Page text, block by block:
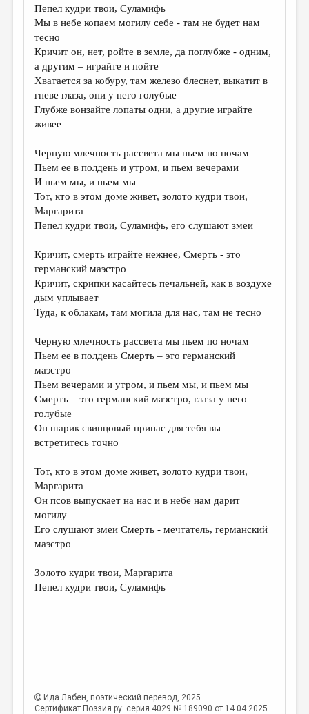
РЕДКОЛЛЕГИЯ
ОТ РЕДАКЦИИ
МАЛАЯ ПРОЗА
ЭССЕИСТИКА
ЛИТЕРАТУРОВЕДЕНИЕ
КУЛЬТУРОВЕДЕНИЕ
ПУБЛИЦИСТИКА
РЕЦЕНЗИРОВАНИЕ
ЦИКЛЫ ПУБЛИКАЦИЙ
ТРЕДИАКОВСКИЙ
МЕДИА
ВКОНТАКТЕ
Пепел кудри твои, Суламифь
Мы в небе копаем могилу себе - там не будет нам
тесно
Кричит он, нет, ройте в земле, да поглубже - одним,
а другим – играйте и пойте
Хватается за кобуру, там железо блеснет, выкатит в
гневе глаза, они у него голубые
Глубже вонзайте лопаты одни, а другие играйте
живее
Черную млечность рассвета мы пьем по ночам
Пьем ее в полдень и утром, и пьем вечерами
И пьем мы, и пьем мы
Тот, кто в этом доме живет, золото кудри твои,
Маргарита
Пепел кудри твои, Суламифь, его слушают змеи
Кричит, смерть играйте нежнее, Смерть - это
германский маэстро
Кричит, скрипки касайтесь печальней, как в воздухе
дым уплывает
Туда, к облакам, там могила для нас, там не тесно
Черную млечность рассвета мы пьем по ночам
Пьем ее в полдень Смерть – это германский
маэстро
Пьем вечерами и утром, и пьем мы, и пьем мы
Смерть – это германский маэстро, глаза у него
голубые
Он шарик свинцовый припас для тебя вы
встретитесь точно
Тот, кто в этом доме живет, золото кудри твои,
Маргарита
Он псов выпускает на нас и в небе нам дарит
могилу
Его слушают змеи Смерть - мечтатель, германский
маэстро
Золото кудри твои, Маргарита
Пепел кудри твои, Суламифь
Ида Лабен, поэтический перевод, 2025
Сертификат Поэзия.ру: серия 4029 № 189090 от 14.04.2025